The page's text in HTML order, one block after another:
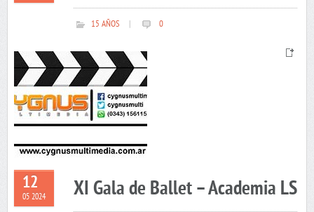
15 AÑOS 0
12
05 2024 XI Gala de Ballet – Academia LS